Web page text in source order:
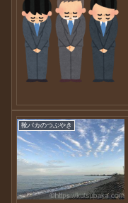
靴バカのつぶやき